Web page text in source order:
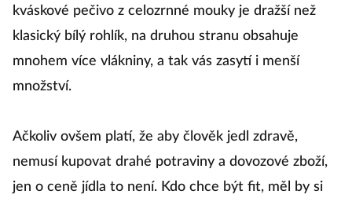
kváskové pečivo z celozrnné mouky je dražší než
klasický bílý rohlík, na druhou stranu obsahuje
mnohem více vlákniny, a tak vás zasytí i menší
množství.
Ačkoliv ovšem platí, že aby člověk jedl zdravě,
nemusí kupovat drahé potraviny a dovozové zboží,
jen o ceně jídla to není. Kdo chce být fit, měl by si